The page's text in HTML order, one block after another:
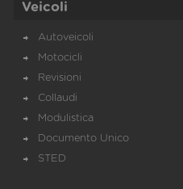
Veicoli
Autoveicoli
Motocicli
Revisioni
Collaudi
Modulistica
Documento Unico
STED